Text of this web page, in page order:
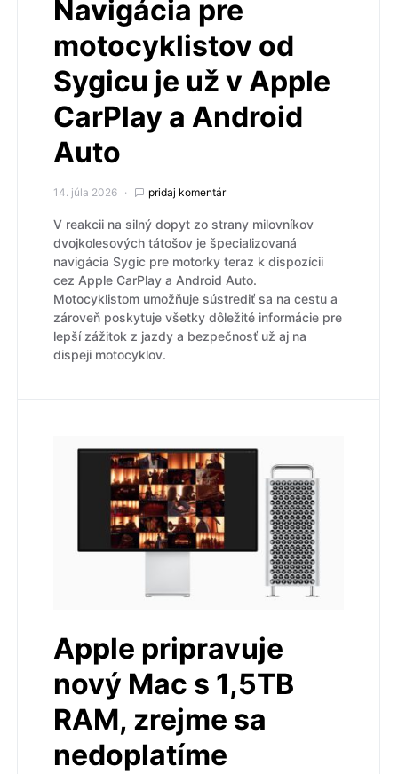
Navigácia pre
motocyklistov od
Sygicu je už v Apple
CarPlay a Android
Auto
14. júla 2026 pridaj komentár
V reakcii na silný dopyt zo strany milovníkov
dvojkolesových tátošov je špecializovaná
navigácia Sygic pre motorky teraz k dispozícii
cez Apple CarPlay a Android Auto.
Motocyklistom umožňuje sústrediť sa na cestu a
zároveň poskytuje všetky dôležité informácie pre
lepší zážitok z jazdy a bezpečnosť už aj na
dispeji motocyklov.
Apple pripravuje
nový Mac s 1,5TB
RAM, zrejme sa
nedoplatíme